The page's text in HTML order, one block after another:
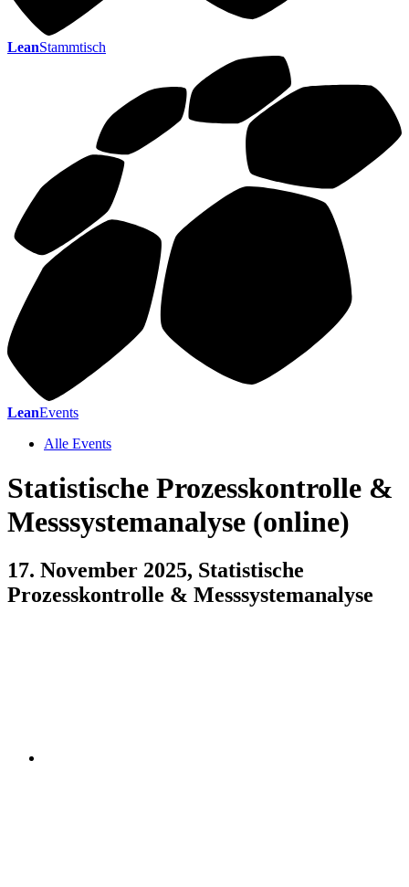
LeanStammtisch
LeanEvents
Alle Events
Statistische Prozesskontrolle &
Messsystemanalyse (online)
17. November 2025, Statistische
Prozesskontrolle & Messsystemanalyse